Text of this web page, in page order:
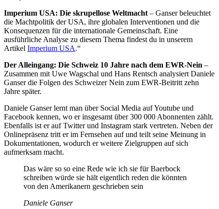
Imperium USA: Die skrupellose Weltmacht – Ganser beleuchtet
die Machtpolitik der USA, ihre globalen Interventionen und die
Konsequenzen für die internationale Gemeinschaft. Eine
ausführliche Analyse zu diesem Thema findest du in unserem
Artikel Imperium USA.“
Der Alleingang: Die Schweiz 10 Jahre nach dem EWR-Nein –
Zusammen mit Uwe Wagschal und Hans Rentsch analysiert Daniele
Ganser die Folgen des Schweizer Nein zum EWR-Beitritt zehn
Jahre später.
Daniele Ganser lernt man über Social Media auf Youtube und
Facebook kennen, wo er insgesamt über 300 000 Abonnenten zählt.
Ebenfalls ist er auf Twitter und Instagram stark vertreten. Neben der
Onlinepräsenz tritt er im Fernsehen auf und teilt seine Meinung in
Dokumentationen, wodurch er weitere Zielgruppen auf sich
aufmerksam macht.
Das wäre so so eine Rede wie ich sie für Baerbock
schreiben würde sie hält eigentlich reden die könnten
von den Amerikanern geschrieben sein
Daniele Ganser